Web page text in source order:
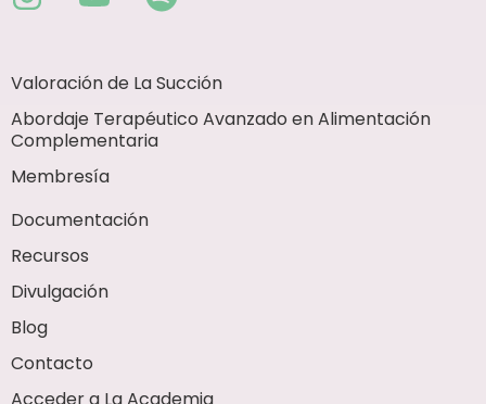
Valoración de La Succión
Abordaje Terapéutico Avanzado en Alimentación
Complementaria
Membresía
Documentación
Recursos
Divulgación
Blog
Contacto